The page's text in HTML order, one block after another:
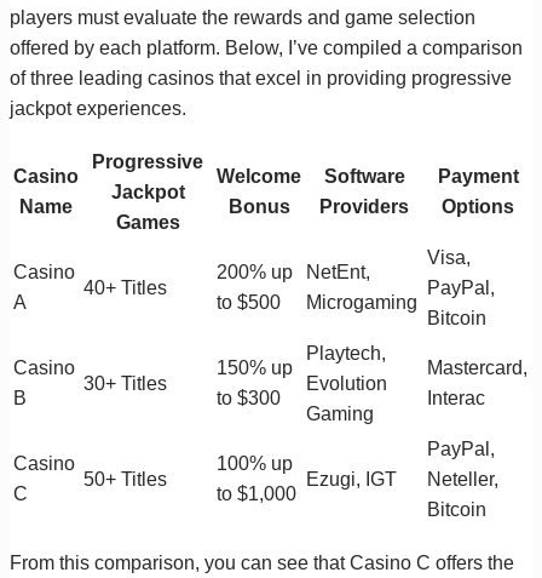
players must evaluate the rewards and game selection
offered by each platform. Below, I’ve compiled a comparison
of three leading casinos that excel in providing progressive
jackpot experiences.
Casino
Name
Progressive
Jackpot
Games
Welcome
Bonus
Software
Providers
Payment
Options
Casino
A
40+ Titles
200% up
to $500
NetEnt,
Microgaming
Visa,
PayPal,
Bitcoin
Casino
B
30+ Titles
150% up
to $300
Playtech,
Evolution
Gaming
Mastercard,
Interac
Casino
C
50+ Titles
100% up
to $1,000
Ezugi, IGT
PayPal,
Neteller,
Bitcoin
From this comparison, you can see that Casino C offers the